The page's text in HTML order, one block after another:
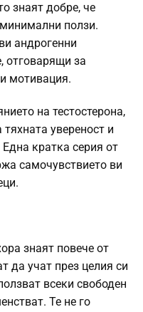
знаят добре, че
ползи.
андрогенни
отговарящи за
мотивация.
на тестостерона,
увереност и
кратка серия от
самочувствието ви
знаят повече от
да учат през целия си
всеки свободен
Те не го